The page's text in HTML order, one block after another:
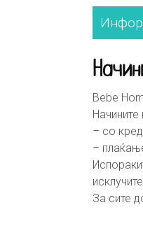
Bebe
– со
–
За сите